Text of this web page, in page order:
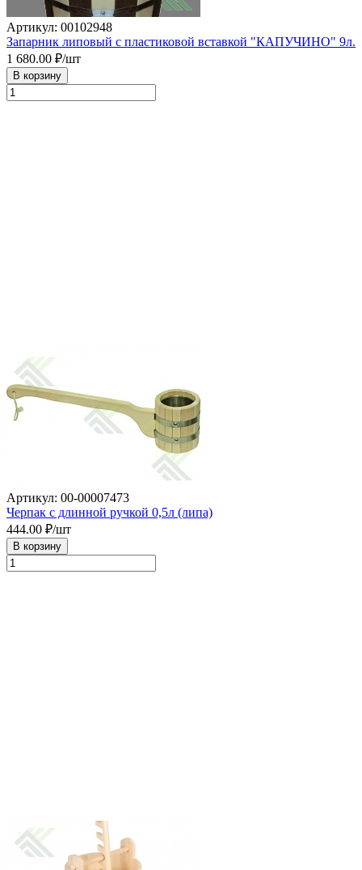
Артикул: 00102948
Запарник липовый с пластиковой вставкой "КАПУЧИНО" 9л.
1 680.00 ₽/шт
В корзину
Артикул: 00-00007473
Черпак с длинной ручкой 0,5л (липа)
444.00 ₽/шт
В корзину